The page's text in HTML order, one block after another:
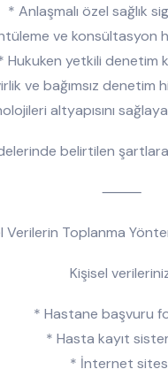
* Anlaşmalı özel sağlık
ve konsültasyon
Hukuken yetkili denetim
ve bağımsız denetim
altyapısını
belirtilen
⸻
Verilerin Toplanma
Kişisel
* Hastane başvuru
* Hasta kayıt
* İnternet